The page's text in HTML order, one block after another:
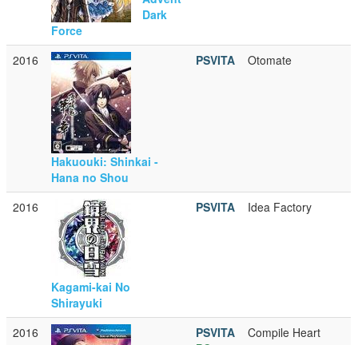
Dark
Force
2016
Hakuouki: Shinkai -
Hana no Shou
PSVITA Otomate
2016
Kagami-kai No
Shirayuki
PSVITA Idea Factory
2016
PSVITA
Compile Heart